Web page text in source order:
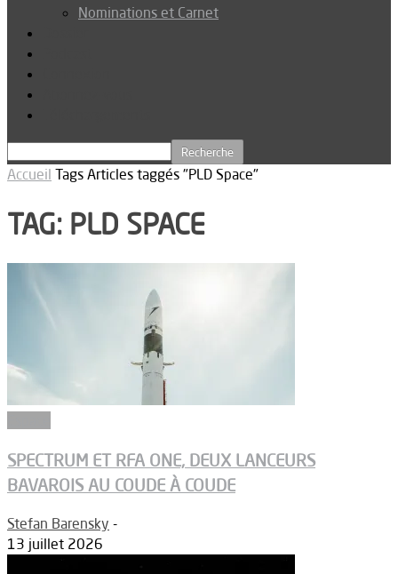
Nominations et Carnet
Accueil Tags Articles taggés "PLD Space"
TAG: PLD SPACE
SPECTRUM ET RFA ONE, DEUX LANCEURS
BAVAROIS AU COUDE À COUDE
Stefan Barensky -
13 juillet 2026